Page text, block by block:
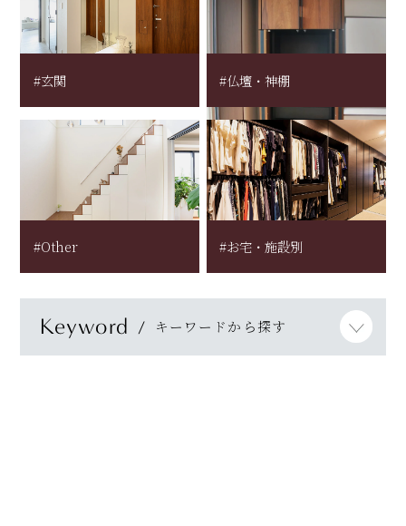
#玄関 #仏壇・神棚
#Other #お宅・施設別
Keyword キーワードから探す